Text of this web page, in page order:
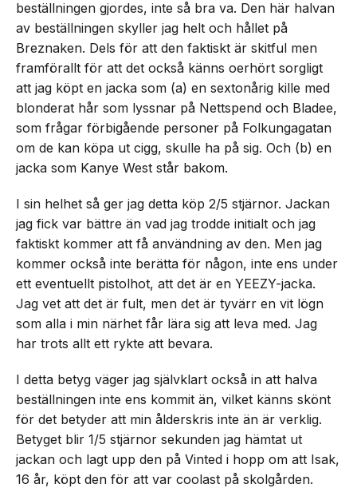
beställningen gjordes, inte så bra va. Den här halvan
av beställningen skyller jag helt och hållet på
Breznaken. Dels för att den faktiskt är skitful men
framförallt för att det också känns oerhört sorgligt
att jag köpt en jacka som (a) en sextonårig kille med
blonderat hår som lyssnar på Nettspend och Bladee,
som frågar förbigående personer på Folkungagatan
om de kan köpa ut cigg, skulle ha på sig. Och (b) en
jacka som Kanye West står bakom.
I sin helhet så ger jag detta köp 2/5 stjärnor. Jackan
jag fick var bättre än vad jag trodde initialt och jag
faktiskt kommer att få användning av den. Men jag
kommer också inte berätta för någon, inte ens under
ett eventuellt pistolhot, att det är en YEEZY-jacka.
Jag vet att det är fult, men det är tyvärr en vit lögn
som alla i min närhet får lära sig att leva med. Jag
har trots allt ett rykte att bevara.
I detta betyg väger jag självklart också in att halva
beställningen inte ens kommit än, vilket känns skönt
för det betyder att min ålderskris inte än är verklig.
Betyget blir 1/5 stjärnor sekunden jag hämtat ut
jackan och lagt upp den på Vinted i hopp om att Isak,
16 år, köpt den för att var coolast på skolgården.